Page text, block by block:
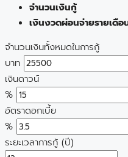
จำนวนเงินกู้
เงินงวดผ่อนจ่ายรายเดือ
จำนวนเงินทั้งหมดในการกู้
บาท
เงินดาวน์
%
อัตราดอกเบี้ย
%
ระยะเวลาการกู้ (ปี)